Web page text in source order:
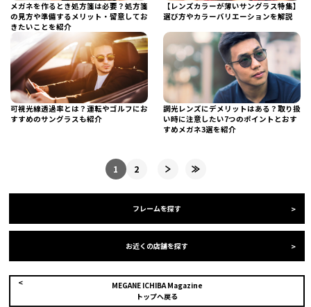
メガネを作るとき処方箋は必要？処方箋
の見方や準備するメリット・留意してお
きたいことを紹介
【レンズカラーが薄いサングラス特集】
選び方やカラーバリエーションを解説
可視光線透過率とは？運転やゴルフにお
すすめのサングラスも紹介
調光レンズにデメリットはある？取り扱
い時に注意したい7つのポイントとおす
すめメガネ3選を紹介
1 2
フレームを探す
お近くの店舗を探す
MEGANE ICHIBA Magazine
トップへ戻る